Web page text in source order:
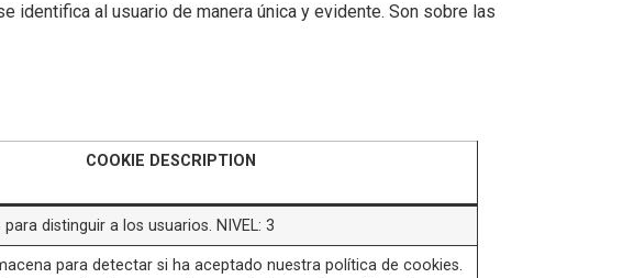
identifica al usuario de manera única y evidente. Son sobre las
COOKIE DESCRIPTION
distinguir a los usuarios. NIVEL: 3
para detectar si ha aceptado nuestra política de cookies.